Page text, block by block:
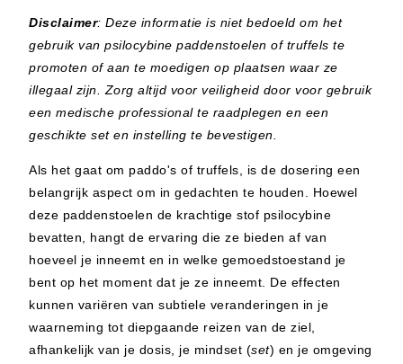
Disclaimer: Deze informatie is niet bedoeld om het
gebruik van psilocybine paddenstoelen of truffels te
promoten of aan te moedigen op plaatsen waar ze
illegaal zijn. Zorg altijd voor veiligheid door voor gebruik
een medische professional te raadplegen en een
geschikte set en instelling te bevestigen.
Als het gaat om paddo's of truffels, is de dosering een
belangrijk aspect om in gedachten te houden. Hoewel
deze paddenstoelen de krachtige stof psilocybine
bevatten, hangt de ervaring die ze bieden af van
hoeveel je inneemt en in welke gemoedstoestand je
bent op het moment dat je ze inneemt. De effecten
kunnen variëren van subtiele veranderingen in je
waarneming tot diepgaande reizen van de ziel,
afhankelijk van je dosis, je mindset (set) en je omgeving